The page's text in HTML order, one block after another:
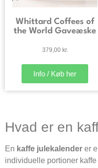
Whittard Coffees of
the World Gaveæske
379,00 kr.
Info / Køb her
Hvad er en
En kaffe julekalender er
individuelle portioner